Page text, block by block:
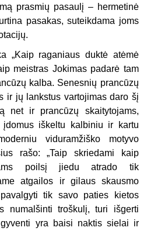
prasmių pasaulį – hermetinė
pasakas, suteikdama joms
„Kaip raganiaus duktė atėmė
meistras Jokimas padarė tam
kalba. Senesnių prancūzų
ir jų lankstus vartojimas daro šį
net ir prancūzų skaitytojams,
iškeltu kalbiniu ir kartu
viduramžiško motyvo
rašo: „Taip skriedami kaip
poilsį jiedu atrado tik
atgailos ir gilaus skausmo
tik savo paties kietos
numalšinti troškulį, turi išgerti
yra baisi naktis sielai ir